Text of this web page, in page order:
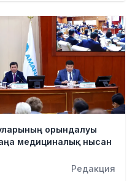
орындалуы
медициналық нысан
Редакция